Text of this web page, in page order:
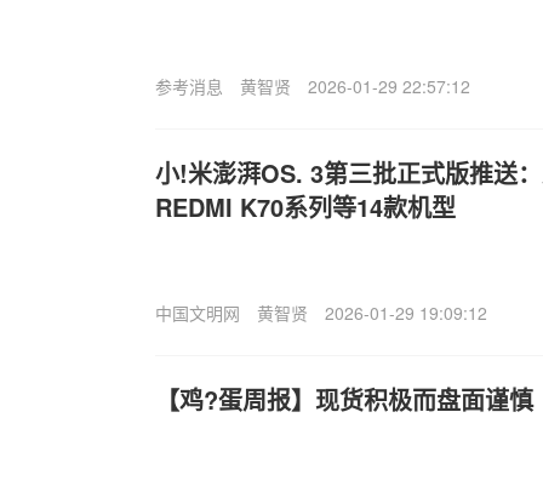
参考消息 黄智贤 2026-01-29 22:57:12
小!米澎湃OS. 3第三批正式版推送
REDMI K70系列等14款机型
中国文明网 黄智贤 2026-01-29 19:09:12
【鸡?蛋周报】现货积极而盘面谨慎